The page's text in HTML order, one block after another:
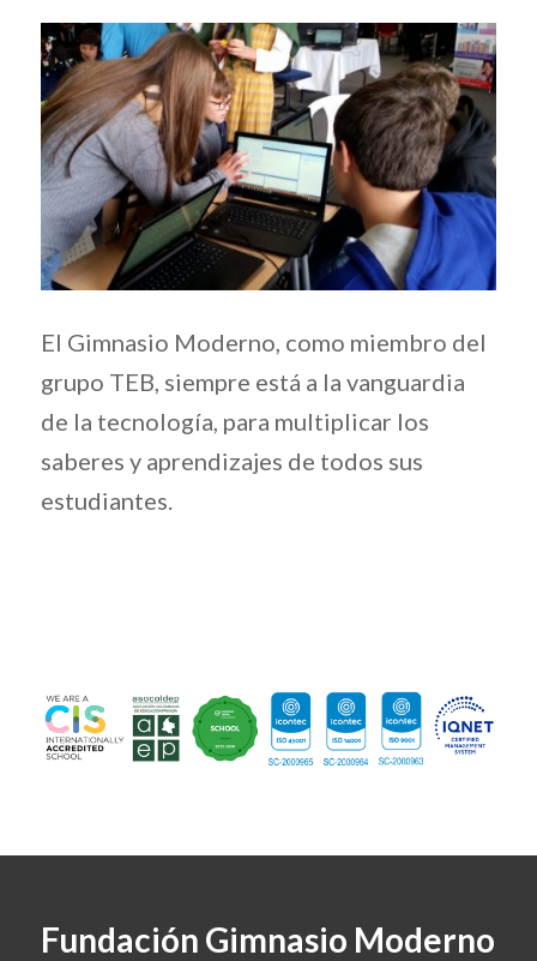
El Gimnasio Moderno, como miembro del
grupo TEB, siempre está a la vanguardia
de la tecnología, para multiplicar los
saberes y aprendizajes de todos sus
estudiantes.
Fundación Gimnasio Moderno